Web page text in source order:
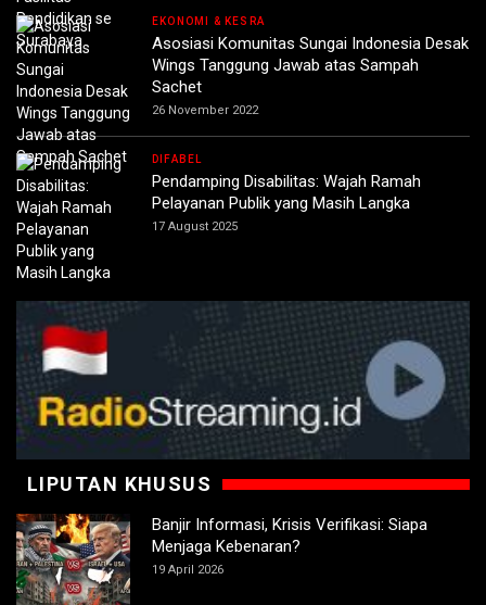
EKONOMI & KESRA
Asosiasi Komunitas Sungai Indonesia Desak
Wings Tanggung Jawab atas Sampah
Sachet
26 November 2022
DIFABEL
Pendamping Disabilitas: Wajah Ramah
Pelayanan Publik yang Masih Langka
17 August 2025
LIPUTAN KHUSUS
Banjir Informasi, Krisis Verifikasi: Siapa
Menjaga Kebenaran?
19 April 2026